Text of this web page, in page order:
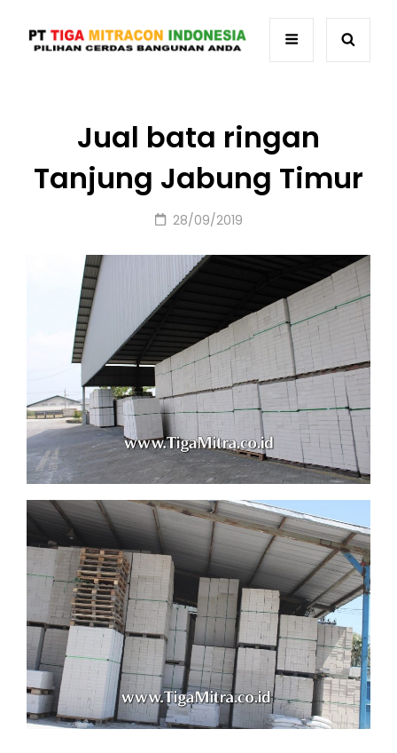
Jual bata ringan
Tanjung Jabung Timur
Posted
28/09/2019